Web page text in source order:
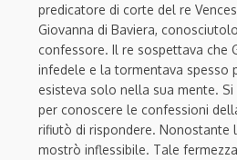
predicatore di corte del re
Giovanna di Baviera,
confessore. Il re sospettava che
infedele e la tormentava spesso
esisteva solo nella sua mente.
per conoscere le confessioni
rifiutò di rispondere. Nonostante
mostrò inflessibile. Tale